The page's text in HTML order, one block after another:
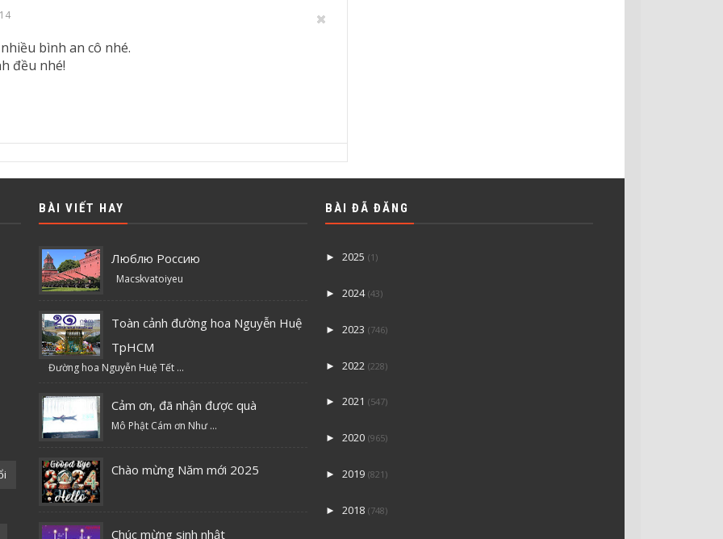
bình an cô nhé.
đều nhé!
BÀI VIẾT HAY
Люблю Россию
Macskvatoiyeu
Toàn cảnh đường hoa Nguyễn Huệ
TpHCM
Đường hoa Nguyễn Huệ Tết ...
Cảm ơn, đã nhận được quà
Mô Phật Cám ơn Như ...
Chào mừng Năm mới 2025
Chúc mừng sinh nhật
BÀI ĐÃ ĐĂNG
► 2025 (1)
► 2024 (43)
► 2023 (746)
► 2022 (228)
► 2021 (547)
► 2020 (965)
► 2019 (821)
► 2018 (748)